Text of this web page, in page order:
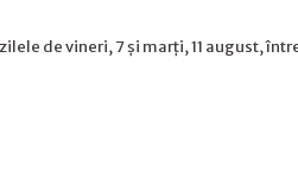
de vineri, 7 și marți, 11 august,